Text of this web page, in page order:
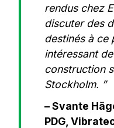
rendus chez
discuter des
destinés à ce
intéressant
construction
Stockholm. ”
– Svante
PDG,